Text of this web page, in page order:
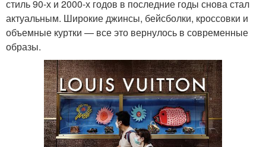
стиль 90-х и 2000-х годов в последние годы снова стал
актуальным. Широкие джинсы, бейсболки, кроссовки и
объемные куртки — все это вернулось в современные
образы.